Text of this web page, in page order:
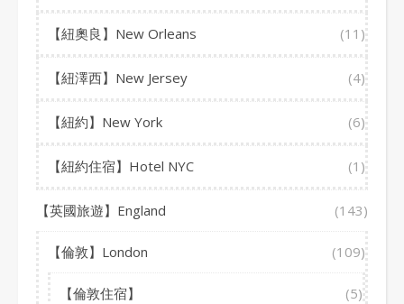
【紐奧良】New Orleans (11)
【紐澤西】New Jersey (4)
【紐約】New York (6)
【紐約住宿】Hotel NYC (1)
【英國旅遊】England (143)
【倫敦】London (109)
【倫敦住宿】 (5)